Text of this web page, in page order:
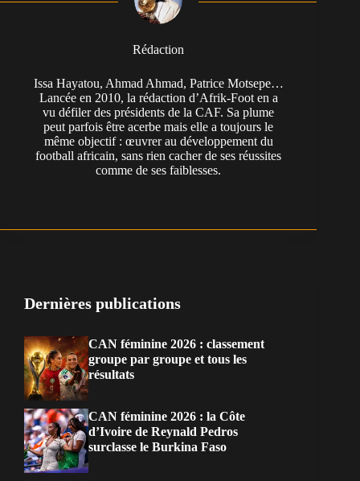
Rédaction
Issa Hayatou, Ahmad Ahmad, Patrice Motsepe…
Lancée en 2010, la rédaction d’Afrik-Foot en a
vu défiler des présidents de la CAF. Sa plume
peut parfois être acerbe mais elle a toujours le
même objectif : œuvrer au développement du
football africain, sans rien cacher de ses réussites
comme de ses faiblesses.
Dernières publications
CAN féminine 2026 : classement
groupe par groupe et tous les
résultats
CAN féminine 2026 : la Côte
d’Ivoire de Reynald Pedros
surclasse le Burkina Faso